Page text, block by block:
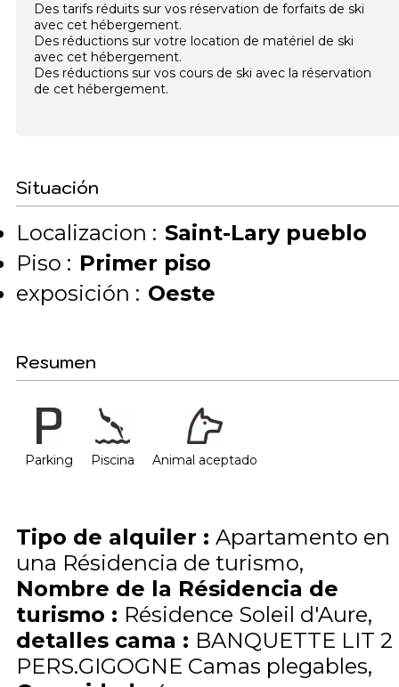
Des tarifs réduits sur vos réservation de forfaits de ski
avec cet hébergement.
Des réductions sur votre location de matériel de ski
avec cet hébergement.
Des réductions sur vos cours de ski avec la réservation
de cet hébergement.
Situación
Localizacion : Saint-Lary pueblo
Piso : Primer piso
exposición : Oeste
Resumen
Parking Piscina Animal aceptado
Tipo de alquiler : Apartamento en
una Résidencia de turismo
Nombre de la Résidencia de
turismo : Résidence Soleil d'Aure
detalles cama : BANQUETTE LIT 2
PERS.GIGOGNE Camas plegables